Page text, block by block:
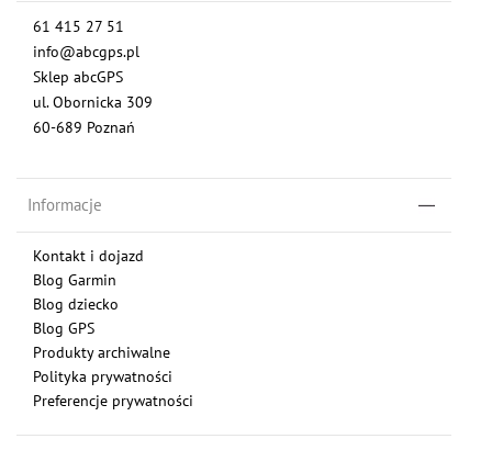
61 415 27 51
info@abcgps.pl
Sklep abcGPS
ul. Obornicka 309
60-689 Poznań
Informacje
Kontakt i dojazd
Blog Garmin
Blog dziecko
Blog GPS
Produkty archiwalne
Polityka prywatności
Preferencje prywatności